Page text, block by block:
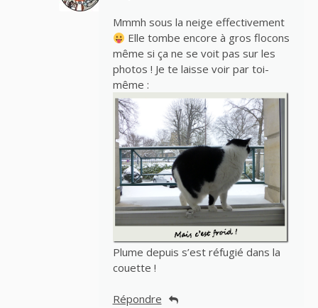
Mmmh sous la neige effectivement
Elle tombe encore à gros flocons
même si ça ne se voit pas sur les
photos ! Je te laisse voir par toi-
même :
Plume depuis s’est réfugié dans la
couette !
Répondre